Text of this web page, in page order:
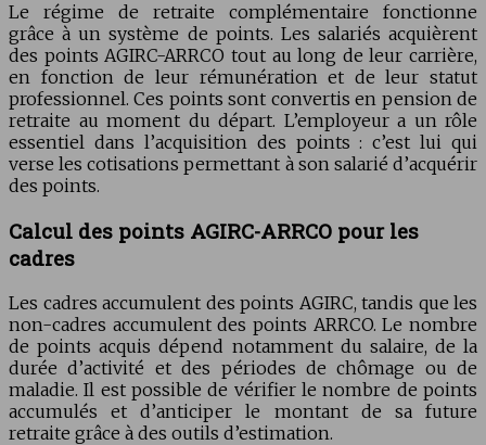
Le régime de retraite complémentaire fonctionne
grâce à un système de points. Les salariés acquièrent
des points AGIRC-ARRCO tout au long de leur carrière,
en fonction de leur rémunération et de leur statut
professionnel. Ces points sont convertis en pension de
retraite au moment du départ. L’employeur a un rôle
essentiel dans l’acquisition des points : c’est lui qui
verse les cotisations permettant à son salarié d’acquérir
des points.
Calcul des points AGIRC-ARRCO pour les
cadres
Les cadres accumulent des points AGIRC, tandis que les
non-cadres accumulent des points ARRCO. Le nombre
de points acquis dépend notamment du salaire, de la
durée d’activité et des périodes de chômage ou de
maladie. Il est possible de vérifier le nombre de points
accumulés et d’anticiper le montant de sa future
retraite grâce à des outils d’estimation.